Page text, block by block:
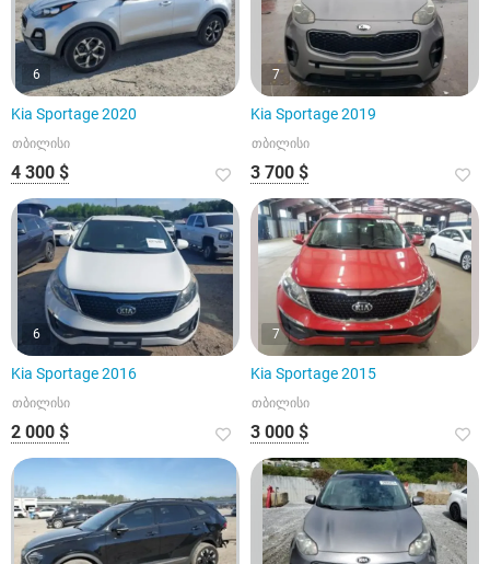
6
Kia Sportage 2020
თბილისი
4 300 $
7
Kia Sportage 2019
თბილისი
3 700 $
6
Kia Sportage 2016
თბილისი
2 000 $
7
Kia Sportage 2015
თბილისი
3 000 $